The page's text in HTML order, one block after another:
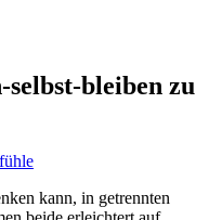
bleiben zu
kann, in getrennten